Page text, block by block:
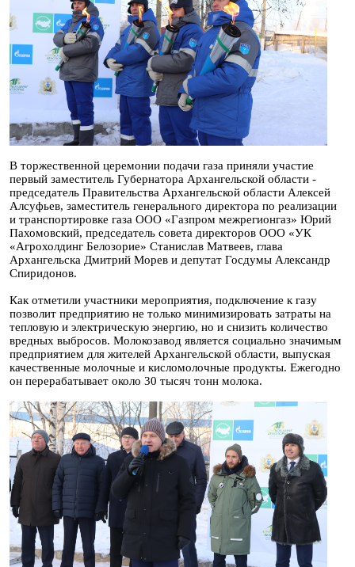
В торжественной церемонии подачи газа приняли участие
первый заместитель Губернатора Архангельской области -
председатель Правительства Архангельской области Алексей
Алсуфьев, заместитель генерального директора по реализации
и транспортировке газа ООО «Газпром межрегионгаз» Юрий
Пахомовский, председатель совета директоров ООО «УК
«Агрохолдинг Белозорие» Станислав Матвеев, глава
Архангельска Дмитрий Морев и депутат Госдумы Александр
Спиридонов.
Как отметили участники мероприятия, подключение к газу
позволит предприятию не только минимизировать затраты на
тепловую и электрическую энергию, но и снизить количество
вредных выбросов. Молокозавод является социально значимым
предприятием для жителей Архангельской области, выпуская
качественные молочные и кисломолочные продукты. Ежегодно
он перерабатывает около 30 тысяч тонн молока.